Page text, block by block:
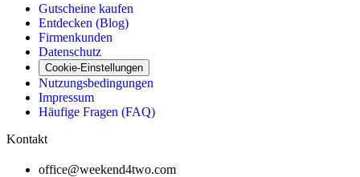
Gutscheine kaufen
Entdecken (Blog)
Firmenkunden
Datenschutz
Cookie-Einstellungen
Nutzungsbedingungen
Impressum
Häufige Fragen (FAQ)
Kontakt
office@weekend4two.com